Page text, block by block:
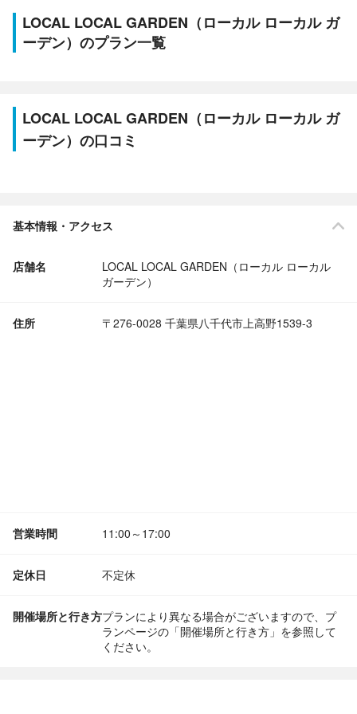
LOCAL LOCAL GARDEN（ローカル ローカル ガ
ーデン）のプラン一覧
LOCAL LOCAL GARDEN（ローカル ローカル ガ
ーデン）の口コミ
基本情報・アクセス
店舗名
LOCAL LOCAL GARDEN（ローカル ローカル
ガーデン）
住所 〒276-0028 千葉県八千代市上高野1539-3
営業時間 11:00～17:00
定休日 不定休
開催場所と行き方プランにより異なる場合がございますので、プ
ランページの「開催場所と行き方」を参照して
ください。